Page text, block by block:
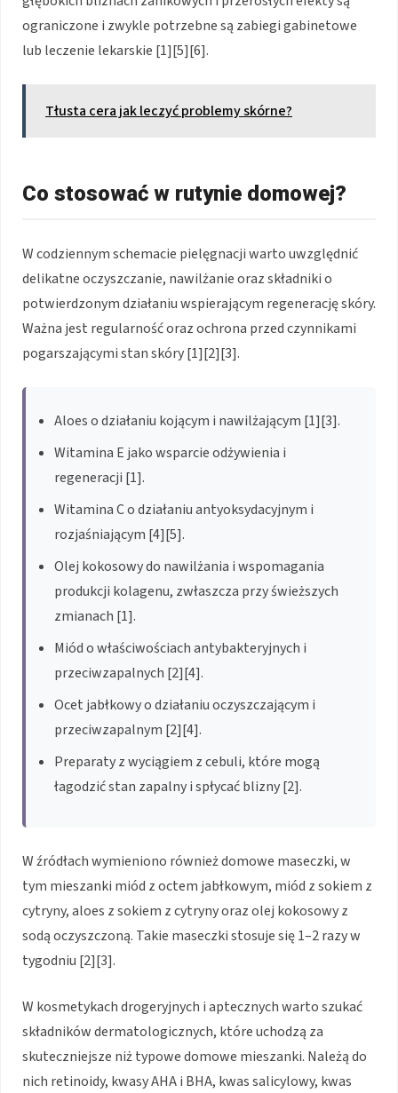
ograniczone i zwykle potrzebne są zabiegi gabinetowe
lub leczenie lekarskie [1][5][6].
Tłusta cera jak leczyć problemy skórne?
Co stosować w rutynie domowej?
W codziennym schemacie pielęgnacji warto uwzględnić
delikatne oczyszczanie, nawilżanie oraz składniki o
potwierdzonym działaniu wspierającym regenerację skóry.
Ważna jest regularność oraz ochrona przed czynnikami
pogarszającymi stan skóry [1][2][3].
Aloes o działaniu kojącym i nawilżającym [1][3].
Witamina E jako wsparcie odżywienia i
regeneracji [1].
Witamina C o działaniu antyoksydacyjnym i
rozjaśniającym [4][5].
Olej kokosowy do nawilżania i wspomagania
produkcji kolagenu, zwłaszcza przy świeższych
zmianach [1].
Miód o właściwościach antybakteryjnych i
przeciwzapalnych [2][4].
Ocet jabłkowy o działaniu oczyszczającym i
przeciwzapalnym [2][4].
Preparaty z wyciągiem z cebuli, które mogą
łagodzić stan zapalny i spłycać blizny [2].
W źródłach wymieniono również domowe maseczki, w
tym mieszanki miód z octem jabłkowym, miód z sokiem z
cytryny, aloes z sokiem z cytryny oraz olej kokosowy z
sodą oczyszczoną. Takie maseczki stosuje się 1–2 razy w
tygodniu [2][3].
W kosmetykach drogeryjnych i aptecznych warto szukać
składników dermatologicznych, które uchodzą za
skuteczniejsze niż typowe domowe mieszanki. Należą do
nich retinoidy, kwasy AHA i BHA, kwas salicylowy, kwas